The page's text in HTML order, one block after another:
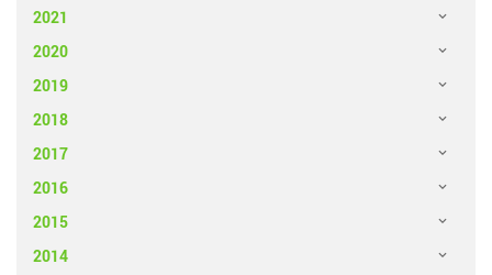
2021
2020
2019
2018
2017
2016
2015
2014